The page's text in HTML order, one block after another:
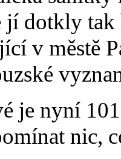
jí dotkly tak
v městě
je nyní
nic,